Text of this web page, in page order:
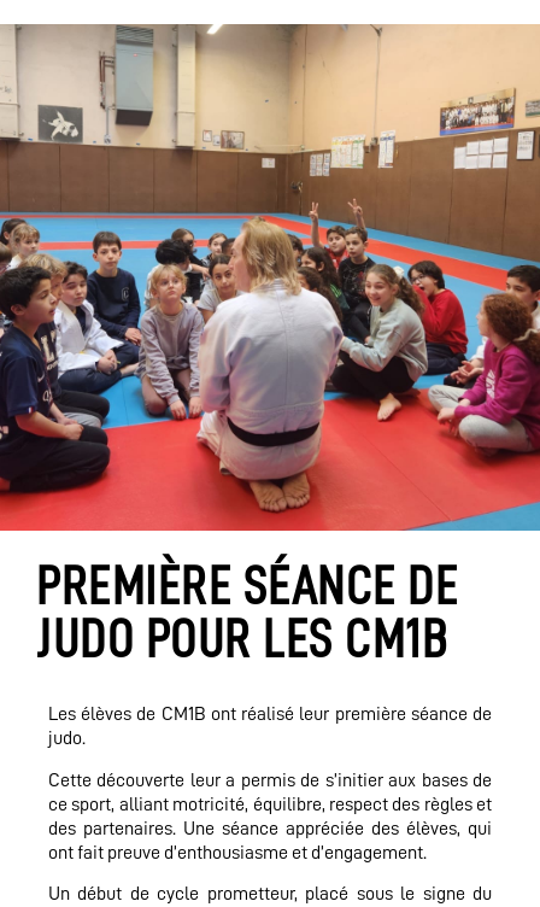
PREMIÈRE SÉANCE DE
JUDO POUR LES CM1B
Les élèves de CM1B ont réalisé leur première séance de
judo.
Cette découverte leur a permis de s’initier aux bases de
ce sport, alliant motricité, équilibre, respect des règles et
des partenaires. Une séance appréciée des élèves, qui
ont fait preuve d’enthousiasme et d’engagement.
Un début de cycle prometteur, placé sous le signe du